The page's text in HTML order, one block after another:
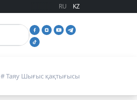
RU KZ
# Таяу Шығыс қақтығысы